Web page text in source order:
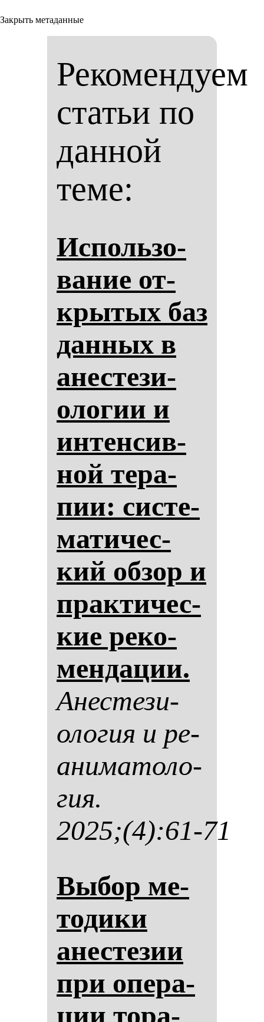
Закрыть метаданные
Рекомендуем
статьи по
данной
теме:
Ис­поль­зо­
ва­ние от­
кры­тых баз
дан­ных в
анес­те­зи­
оло­гии и
ин­тен­сив­
ной те­ра­
пии: сис­те­
ма­ти­чес­
кий об­зор и
прак­ти­чес­
кие ре­ко­
мен­да­ции.
Анес­те­зи­
оло­гия и ре­
ани­ма­то­ло­
гия.
2025;(4):61-71
Вы­бор ме­
то­ди­ки
анес­те­зии
при опе­ра­
ции то­ра­